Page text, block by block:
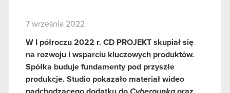
7 września 2022
W I półroczu 2022 r. CD PROJEKT skupiał się
na rozwoju i wsparciu kluczowych produktów.
Spółka buduje fundamenty pod przyszłe
produkcje. Studio pokazało materiał wideo
nadchodzącego dodatku do Cyberpunka oraz